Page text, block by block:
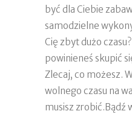
być dla Ciebie
samodzielne
Cię zbyt dużo
powinieneś skupić
Zlecaj, co możesz.
wolnego czasu na
musisz zrobić.Bądź